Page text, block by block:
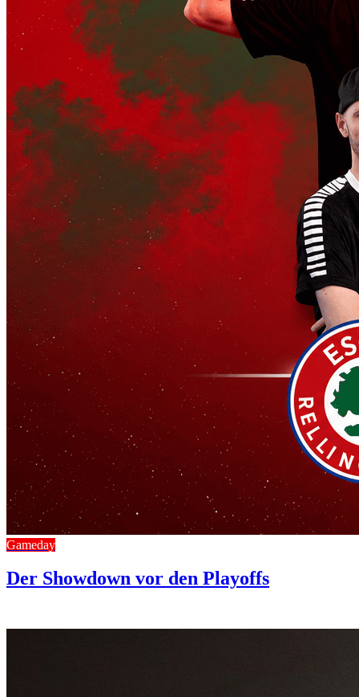
Gameday
Der Showdown vor den Playoffs